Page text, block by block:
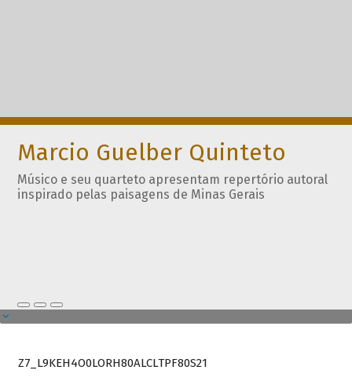
Marcio Guelber Quinteto
Músico e seu quarteto apresentam repertório autoral
inspirado pelas paisagens de Minas Gerais
Z7_L9KEH4O0LORH80ALCLTPF80S21